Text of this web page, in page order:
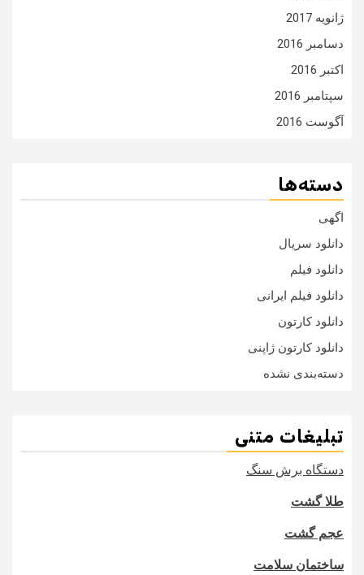
ژانویه 2017
دسامبر 2016
اکتبر 2016
سپتامبر 2016
آگوست 2016
دسته‌ها
اگهی
دانلود سریال
دانلود فیلم
دانلود فیلم ایرانی
دانلود کارتون
دانلود کارتون ژاپنی
دسته‌بندی نشده
تبلیغات متنی
دستگاه برش سنگ
طلا گشت
عجم گشت
ساختمان سلامت